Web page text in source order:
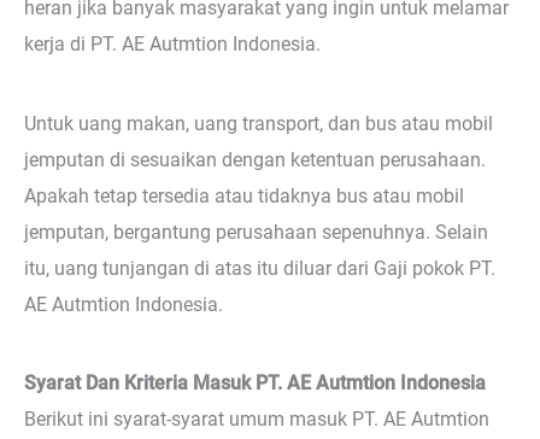
heran jika banyak masyarakat yang ingin untuk melamar
kerja di PT. AE Autmtion Indonesia.
Untuk uang makan, uang transport, dan bus atau mobil
jemputan di sesuaikan dengan ketentuan perusahaan.
Apakah tetap tersedia atau tidaknya bus atau mobil
jemputan, bergantung perusahaan sepenuhnya. Selain
itu, uang tunjangan di atas itu diluar dari Gaji pokok PT.
AE Autmtion Indonesia.
Syarat Dan Kriteria Masuk PT. AE Autmtion Indonesia
Berikut ini syarat-syarat umum masuk PT. AE Autmtion